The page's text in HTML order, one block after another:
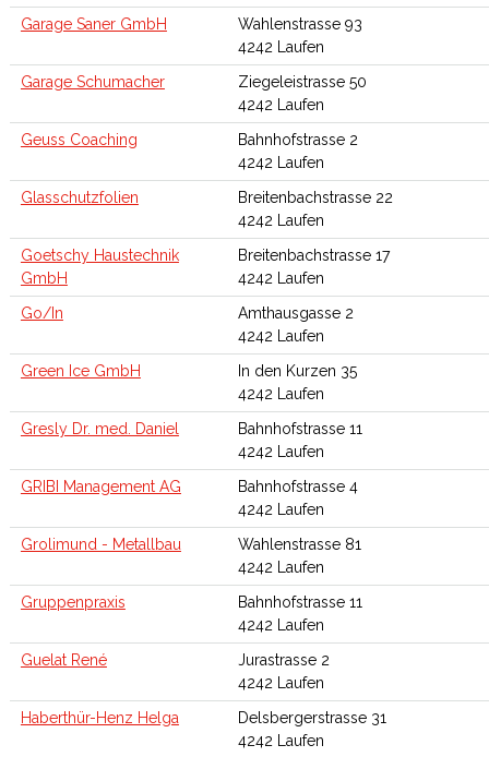
Garage Saner GmbH
Wahlenstrasse 93
4242 Laufen
Garage Schumacher
Ziegeleistrasse 50
4242 Laufen
Geuss Coaching
Bahnhofstrasse 2
4242 Laufen
Glasschutzfolien
Breitenbachstrasse 22
4242 Laufen
Goetschy Haustechnik
GmbH
Breitenbachstrasse 17
4242 Laufen
Go/In
Amthausgasse 2
4242 Laufen
Green Ice GmbH
In den Kurzen 35
4242 Laufen
Gresly Dr. med. Daniel
Bahnhofstrasse 11
4242 Laufen
GRIBI Management AG
Bahnhofstrasse 4
4242 Laufen
Grolimund - Metallbau
Wahlenstrasse 81
4242 Laufen
Gruppenpraxis
Bahnhofstrasse 11
4242 Laufen
Guelat René
Jurastrasse 2
4242 Laufen
Haberthür-Henz Helga
Delsbergerstrasse 31
4242 Laufen